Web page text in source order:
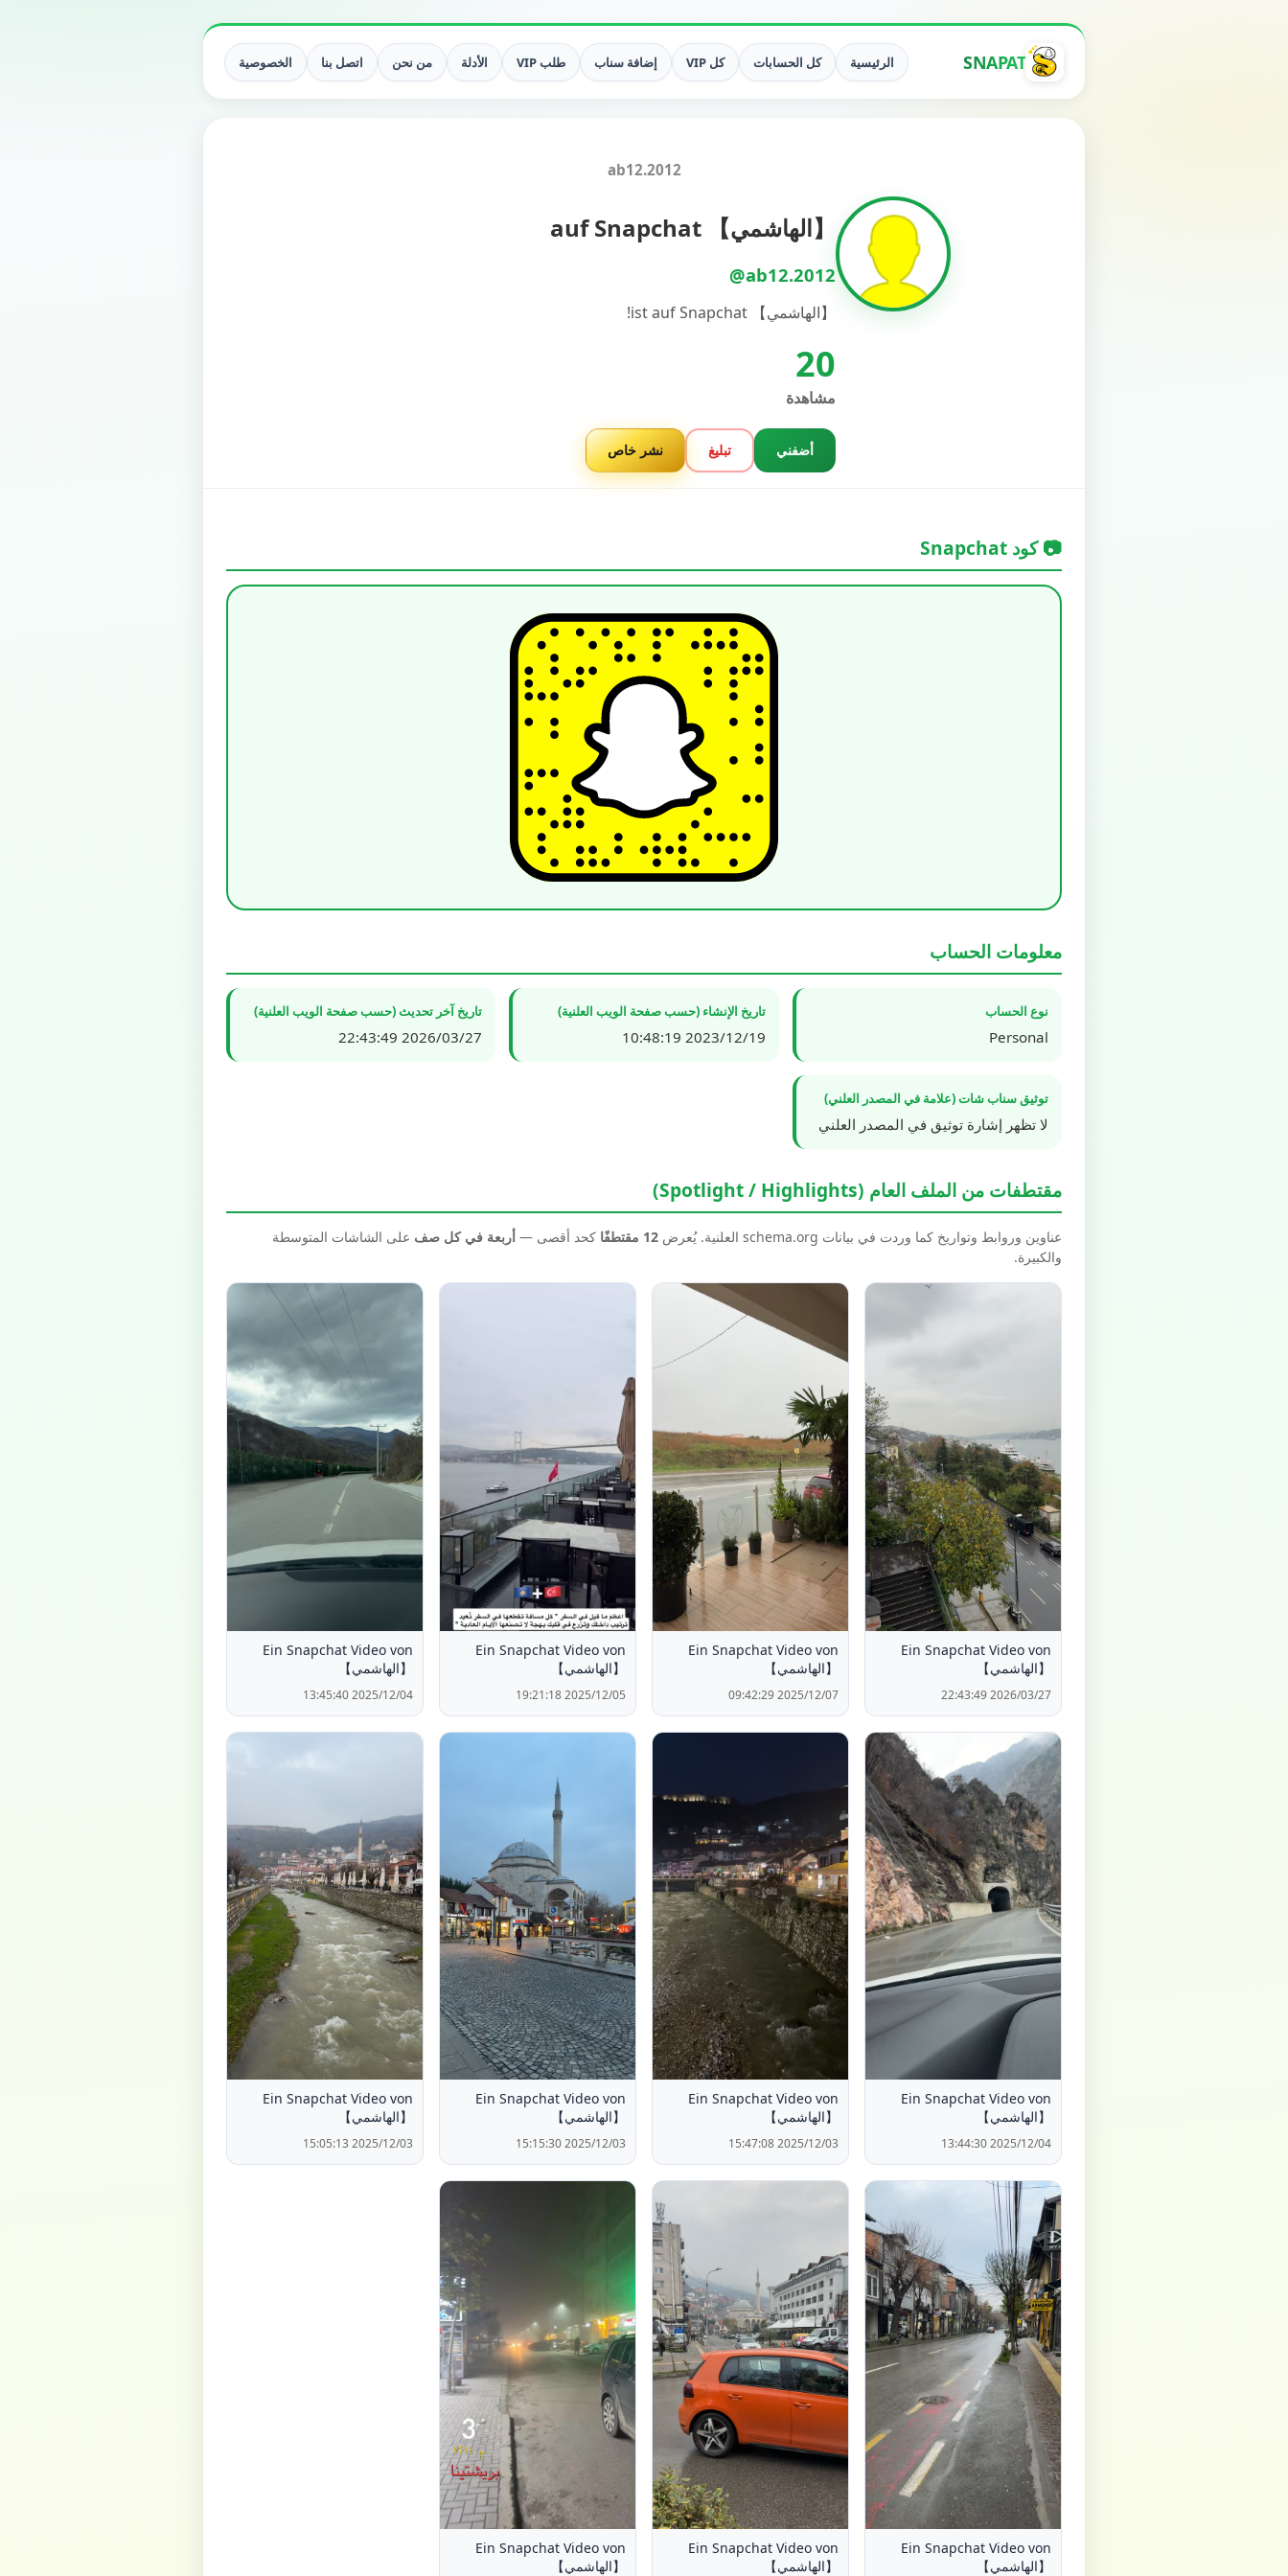
SNAPAT الرئيسية كل الحسابات كل VIP إضافة سناب طلب VIP الأدلة من نحن اتصل بنا الخصوصية
ab12.2012
【الهاشمي】 auf Snapchat
@ab12.2012
【الهاشمي】 ist auf Snapchat!
20
مشاهدة
أضفني تبليغ نشر خاص
📷 كود Snapchat
معلومات الحساب
نوع الحساب
Personal
تاريخ الإنشاء (حسب صفحة الويب العلنية)
2023/12/19 10:48:19
تاريخ آخر تحديث (حسب صفحة الويب العلنية)
2026/03/27 22:43:49
توثيق سناب شات (علامة في المصدر العلني)
لا تظهر إشارة توثيق في المصدر العلني
مقتطفات من الملف العام (Spotlight / Highlights)
عناوين وروابط وتواريخ كما وردت في بيانات schema.org العلنية. يُعرض 12 مقتطفًا كحد أقصى — أربعة في كل صف على الشاشات المتوسطة
والكبيرة.
Ein Snapchat Video von
【الهاشمي】
2026/03/27 22:43:49
Ein Snapchat Video von
【الهاشمي】
2025/12/07 09:42:29
Ein Snapchat Video von
【الهاشمي】
2025/12/05 19:21:18
Ein Snapchat Video von
【الهاشمي】
2025/12/04 13:45:40
Ein Snapchat Video von
【الهاشمي】
2025/12/04 13:44:30
Ein Snapchat Video von
【الهاشمي】
2025/12/03 15:47:08
Ein Snapchat Video von
【الهاشمي】
2025/12/03 15:15:30
Ein Snapchat Video von
【الهاشمي】
2025/12/03 15:05:13
Ein Snapchat Video von
【الهاشمي】
Ein Snapchat Video von
【الهاشمي】
Ein Snapchat Video von
【الهاشمي】